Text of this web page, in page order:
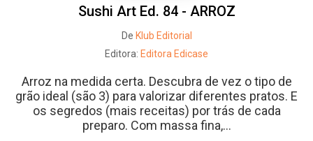
Sushi Art Ed. 84 - ARROZ
De Klub Editorial
Editora: Editora Edicase
Arroz na medida certa. Descubra de vez o tipo de
grão ideal (são 3) para valorizar diferentes pratos. E
os segredos (mais receitas) por trás de cada
preparo. Com massa fina,...